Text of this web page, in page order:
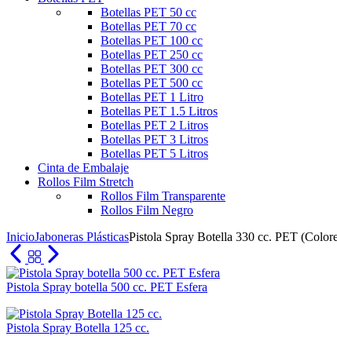
Botellas PET 50 cc
Botellas PET 70 cc
Botellas PET 100 cc
Botellas PET 250 cc
Botellas PET 300 cc
Botellas PET 500 cc
Botellas PET 1 Litro
Botellas PET 1.5 Litros
Botellas PET 2 Litros
Botellas PET 3 Litros
Botellas PET 5 Litros
Cinta de Embalaje
Rollos Film Stretch
Rollos Film Transparente
Rollos Film Negro
InicioJaboneras PlásticasPistola Spray Botella 330 cc. PET
Pistola Spray botella 500 cc. PET Esfera
Pistola Spray Botella 125 cc.